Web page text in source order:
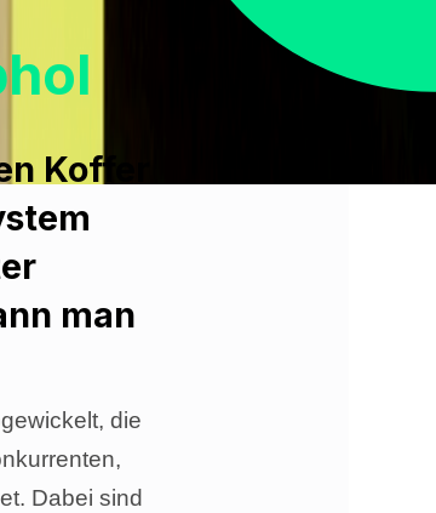
Koffer
man
die
Dabei sind